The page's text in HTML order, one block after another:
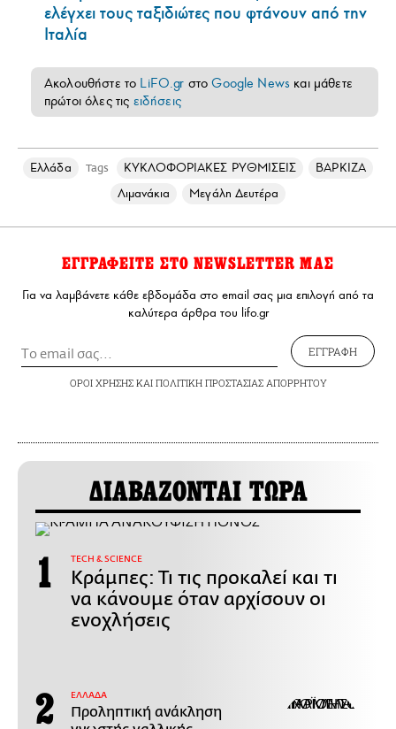
ελέγχει τους ταξιδιώτες που φτάνουν από την
Ιταλία
Ακολουθήστε το LiFO.gr στοGoogle News και μάθετε
πρώτοι όλες τις ειδήσεις
Ελλάδα Tags ΚΥΚΛΟΦΟΡΙΑΚΕΣ ΡΥΘΜΙΣΕΙΣ
ΒΑΡΚΙΖΑ
Λιμανάκια
Μεγάλη Δευτέρα
ΕΓΓΡΑΦΕΙΤΕ ΣΤΟ NEWSLETTER ΜΑΣ
Για να λαμβάνετε κάθε εβδομάδα στο email σας μια επιλογή από τα
καλύτερα άρθρα του lifo.gr
ΕΓΓΡΑΦΗ
ΟΡΟΙ ΧΡΗΣΗΣΚΑΙ ΠΟΛΙΤΙΚΗ ΠΡΟΣΤΑΣΙΑΣ ΑΠΟΡΡΗΤΟΥ
ΔΙΑΒΑΖΟΝΤΑΙ ΤΩΡΑ
ΤECH & SCIENCE
Κράμπες: Τι τις προκαλεί και τι
να κάνουμε όταν αρχίσουν οι
ενοχλήσεις
ΕΛΛΑΔΑ
Προληπτική ανάκληση